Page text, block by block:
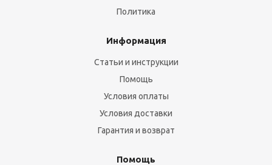
Политика
Информация
Статьи и инструкции
Помощь
Условия оплаты
Условия доставки
Гарантия и возврат
Помощь